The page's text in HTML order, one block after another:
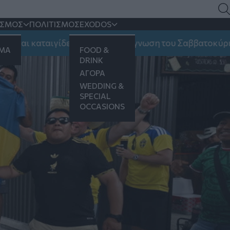
ΠΟΛΙΤΙΣΜΟΣEXODOS
FOOD &
DRINK
ΑΓΟΡΑ
WEDDING &
SPECIAL
OCCASIONS
και ποια η πρόγνωση του Σαββατοκύριακου